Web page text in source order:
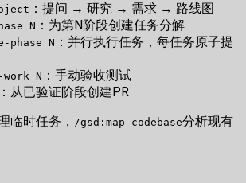
：提问 → 研究 → 需求 → 路线图
N ：为第N阶段创建任务分解
phase N ：并行执行任务，每任务原子提
N ：手动验收测试
：从已验证阶段创建PR
临时任务， /gsd:map-codebase分析现有